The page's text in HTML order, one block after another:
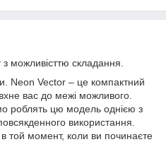
можливісттю складання.
Neon Vector – це компактний
вас до межі можливого.
роблять цю модель однією з
використання.
той момент, коли ви починаєте